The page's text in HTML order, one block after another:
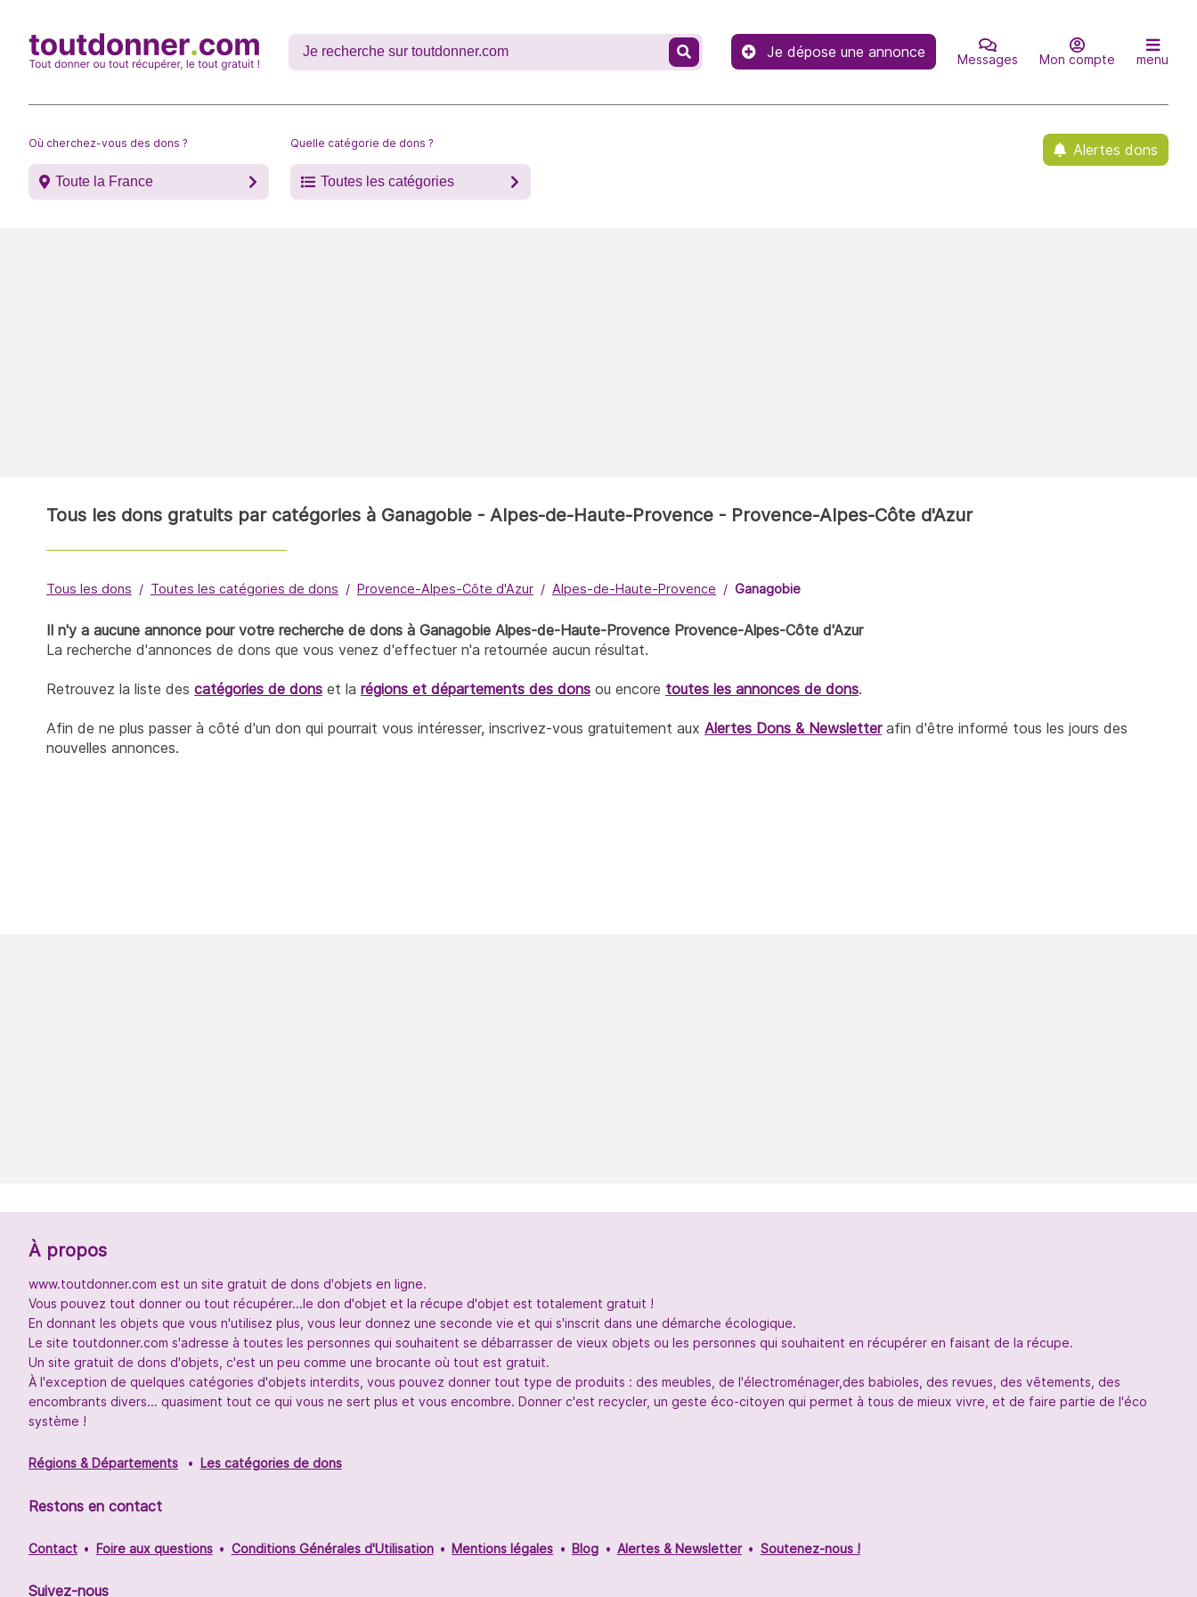
Je dépose une annonce Messages Mon compte menu
Où cherchez-vous des dons ?
Toute la France
Quelle catégorie de dons ?
Toutes les catégories
Alertes dons
Tous les dons gratuits par catégories à Ganagobie - Alpes-de-Haute-Provence - Provence-Alpes-Côte d'Azur
Tous les dons Toutes les catégories de dons Provence-Alpes-Côte d'Azur Alpes-de-Haute-Provence Ganagobie
Il n'y a aucune annonce pour votre recherche de dons à Ganagobie Alpes-de-Haute-Provence Provence-Alpes-Côte d'Azur
La recherche d'annonces de dons que vous venez d'effectuer n'a retournée aucun résultat.
Retrouvez la liste des catégories de dons et la régions et départements des dons ou encore toutes les annonces de dons.
Afin de ne plus passer à côté d'un don qui pourrait vous intéresser, inscrivez-vous gratuitement aux Alertes Dons & Newsletterafin d'être informé tous les jours des
nouvelles annonces.
À propos
www.toutdonner.com est un site gratuit de dons d'objets en ligne.
Vous pouvez tout donner ou tout récupérer...le don d'objet et la récupe d'objet est totalement gratuit !
En donnant les objets que vous n'utilisez plus, vous leur donnez une seconde vie et qui s'inscrit dans une démarche écologique.
Le site toutdonner.com s'adresse à toutes les personnes qui souhaitent se débarrasser de vieux objets ou les personnes qui souhaitent en récupérer en faisant de la récupe.
Un site gratuit de dons d'objets, c'est un peu comme une brocante où tout est gratuit.
À l'exception de quelques catégories d'objets interdits, vous pouvez donner tout type de produits : des meubles, de l'électroménager,des babioles, des revues, des vêtements, des
encombrants divers... quasiment tout ce qui vous ne sert plus et vous encombre. Donner c'est recycler, un geste éco-citoyen qui permet à tous de mieux vivre, et de faire partie de l'éco
système !
Régions & Départements Les catégories de dons
Restons en contact
Contact Foire aux questions Conditions Générales d'Utilisation Mentions légales Blog Alertes & Newsletter Soutenez-nous !
Suivez-nous